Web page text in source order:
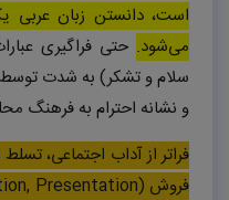
است، دانستن زبان عربی
می‌شود. حتی فراگیری
سلام و تشکر) به شدت توسط
و نشانه احترام به فرهنگ
فراتر از آداب اجتماعی،
فروش (Presentation